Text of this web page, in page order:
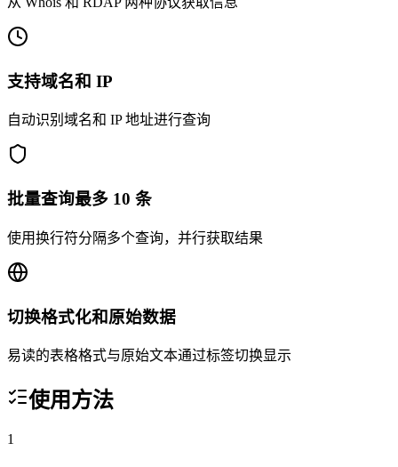
支持域名和 IP
自动识别域名和 IP 地址进行查询
批量查询最多 10 条
使用换行符分隔多个查询，并行获取结果
切换格式化和原始数据
易读的表格格式与原始文本通过标签切换显示
使用方法
1